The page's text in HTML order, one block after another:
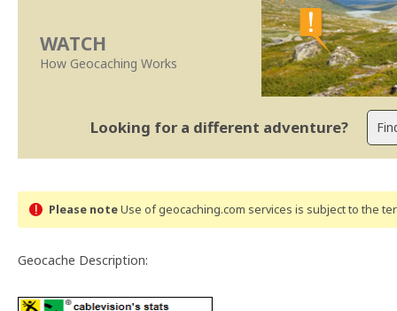
WATCH
How Geocaching Works
Looking for a different adventure?
Please noteUse of geocaching.com services is subject to the
Geocache Description: